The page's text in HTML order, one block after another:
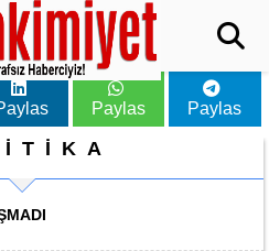
Paylas Paylas